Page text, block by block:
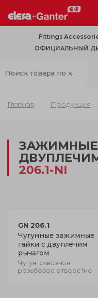
Fittings
ОФИЦИАЛЬНЫЙ
Главная Продукция
ЗАЖИМНЫЕ
206.1-NI
GN 206.1
Чугунные зажимные
гайки с двуплечим
рычагом
Чугун, сквозное
резьбовое отверстие